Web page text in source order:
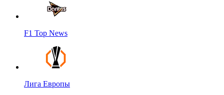
F1 Top News
Лига Европы